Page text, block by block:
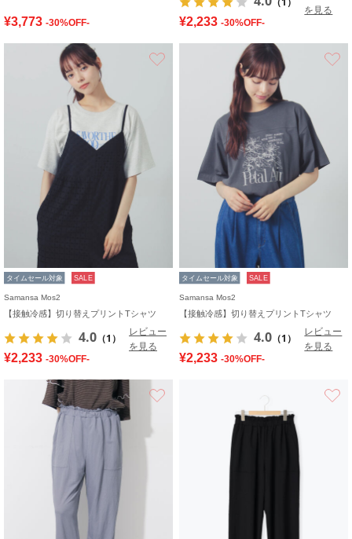
¥3,773 -30%OFF-
を見る
¥2,233 -30%OFF-
タイムセール対象 SALE
Samansa Mos2
【接触冷感】切り替えプリントTシャツ
4.0 （1）
レビュー
を見る
¥2,233 -30%OFF-
タイムセール対象 SALE
Samansa Mos2
【接触冷感】切り替えプリントTシャツ
4.0 （1）
レビュー
を見る
¥2,233 -30%OFF-